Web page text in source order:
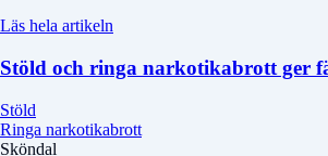
Läs hela artikeln
Stöld och ringa narkotikabrott ger
Stöld
Ringa narkotikabrott
Sköndal